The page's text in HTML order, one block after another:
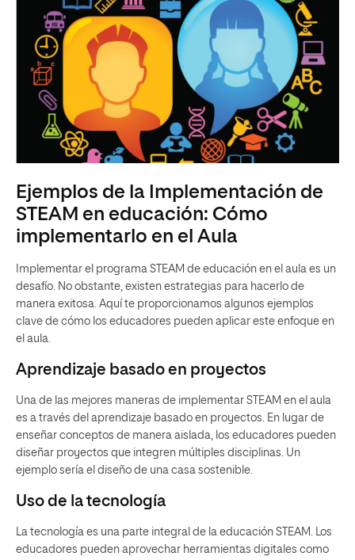
Ejemplos de la Implementación de
STEAM en educación: Cómo
implementarlo en el Aula
Implementar el programa STEAM de educación en el aula es un
desafío. No obstante, existen estrategias para hacerlo de
manera exitosa. Aquí te proporcionamos algunos ejemplos
clave de cómo los educadores pueden aplicar este enfoque en
el aula.
Aprendizaje basado en proyectos
Una de las mejores maneras de implementar STEAM en el aula
es a través del aprendizaje basado en proyectos. En lugar de
enseñar conceptos de manera aislada, los educadores pueden
diseñar proyectos que integren múltiples disciplinas. Un
ejemplo sería el diseño de una casa sostenible.
Uso de la tecnología
La tecnología es una parte integral de la educación STEAM. Los
educadores pueden aprovechar herramientas digitales como